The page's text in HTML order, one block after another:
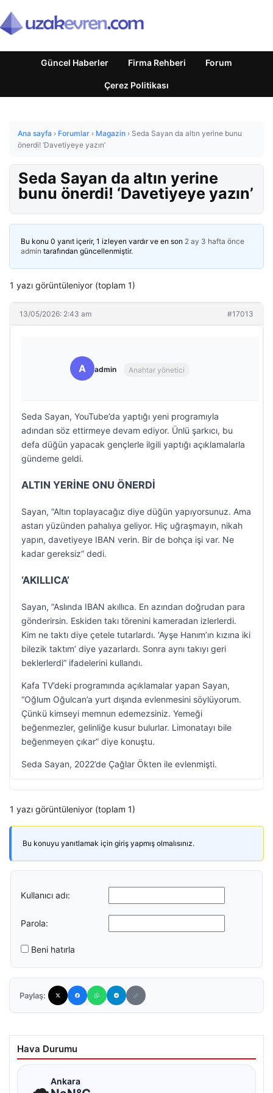
Güncel Haberler Firma Rehberi Forum
Çerez Politikası
Ana sayfa › Forumlar › Magazin › Seda Sayan da altın yerine bunu
önerdi! ‘Davetiyeye yazın’
Seda Sayan da altın yerine
bunu önerdi! ‘Davetiyeye yazın’
Bu konu 0 yanıt içerir, 1 izleyen vardır ve en son 2 ay 3 hafta önce
admin tarafından güncellenmiştir.
1 yazı görüntüleniyor (toplam 1)
13/05/2026: 2:43 am #17013
A admin Anahtar yönetici
Seda Sayan, YouTube’da yaptığı yeni programıyla
adından söz ettirmeye devam ediyor. Ünlü şarkıcı, bu
defa düğün yapacak gençlerle ilgili yaptığı açıklamalarla
gündeme geldi.
ALTIN YERİNE ONU ÖNERDİ
Sayan, “Altın toplayacağız diye düğün yapıyorsunuz. Ama
astarı yüzünden pahalıya geliyor. Hiç uğraşmayın, nikah
yapın, davetiyeye IBAN verin. Bir de bohça işi var. Ne
kadar gereksiz” dedi.
‘AKILLICA’
Sayan, “Aslında IBAN akıllıca. En azından doğrudan para
gönderirsin. Eskiden takı törenini kameradan izlerlerdi.
Kim ne taktı diye çetele tutarlardı. ‘Ayşe Hanım’ın kızına iki
bilezik taktım’ diye yazarlardı. Sonra aynı takıyı geri
beklerlerdi” ifadelerini kullandı.
Kafa TV’deki programında açıklamalar yapan Sayan,
“Oğlum Oğulcan’a yurt dışında evlenmesini söylüyorum.
Çünkü kimseyi memnun edemezsiniz. Yemeği
beğenmezler, gelinliğe kusur bulurlar. Limonatayı bile
beğenmeyen çıkar” diye konuştu.
Seda Sayan, 2022’de Çağlar Ökten ile evlenmişti.
1 yazı görüntüleniyor (toplam 1)
Bu konuyu yanıtlamak için giriş yapmış olmalısınız.
Kullanıcı adı:
Parola:
Beni hatırla
Paylaş:
Hava Durumu
Ankara